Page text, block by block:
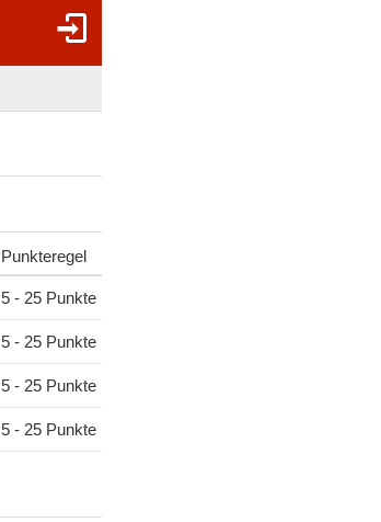
Punkteregel
5 - 25 Punkte
5 - 25 Punkte
5 - 25 Punkte
5 - 25 Punkte